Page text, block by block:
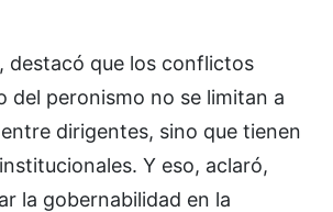
destacó que los conflictos
del peronismo no se limitan a
dirigentes, sino que tienen
Y eso, aclaró,
la gobernabilidad en la